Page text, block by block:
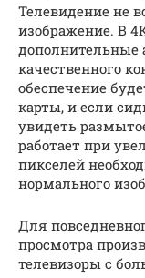
Телевидение не
изображение. В
дополнительные
качественного
обеспечение
карты, и если
увидеть
работает при
пикселей
нормального
Для
просмотра
телевизоры с